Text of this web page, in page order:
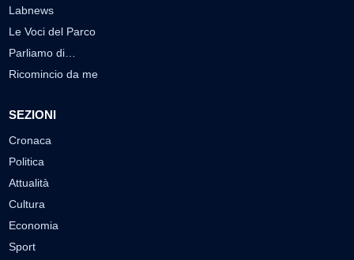
Labnews
Le Voci del Parco
Parliamo di…
Ricomincio da me
SEZIONI
Cronaca
Politica
Attualità
Cultura
Economia
Sport